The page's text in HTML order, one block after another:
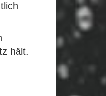
hält.